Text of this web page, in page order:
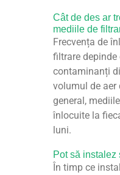
Cât de des ar
mediile de
Frecvența de
filtrare depinde
contaminanți
volumul de aer
general,
înlocuite la
luni.
Pot să instalez
În timp ce